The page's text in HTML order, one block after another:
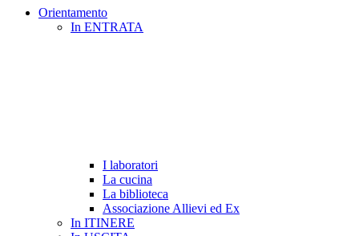
Orientamento
In ENTRATA
I laboratori
La cucina
La biblioteca
Associazione Allievi ed Ex
In ITINERE